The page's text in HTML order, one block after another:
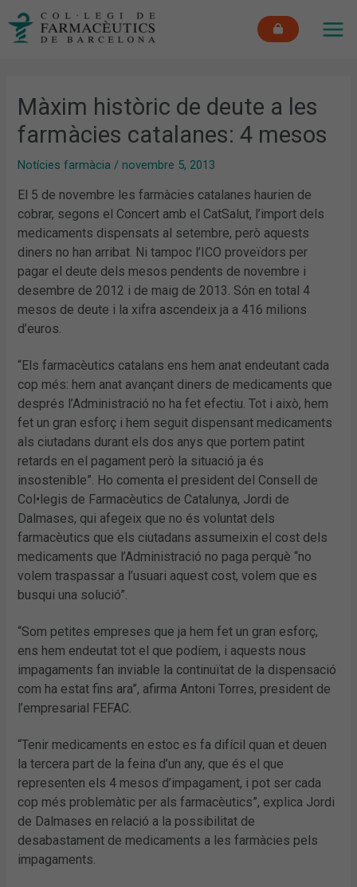
Màxim històric de deute a les
farmàcies catalanes: 4 mesos
Notícies farmàcia /novembre 5, 2013
El 5 de novembre les farmàcies catalanes haurien de
cobrar, segons el Concert amb el CatSalut, l’import dels
medicaments dispensats al setembre, però aquests
diners no han arribat. Ni tampoc l’ICO proveïdors per
pagar el deute dels mesos pendents de novembre i
desembre de 2012 i de maig de 2013. Són en total 4
mesos de deute i la xifra ascendeix ja a 416 milions
d’euros.
“Els farmacèutics catalans ens hem anat endeutant cada
cop més: hem anat avançant diners de medicaments que
després l’Administració no ha fet efectiu. Tot i això, hem
fet un gran esforç i hem seguit dispensant medicaments
als ciutadans durant els dos anys que portem patint
retards en el pagament però la situació ja és
insostenible”. Ho comenta el president del Consell de
Col•legis de Farmacèutics de Catalunya, Jordi de
Dalmases, qui afegeix que no és voluntat dels
farmacèutics que els ciutadans assumeixin el cost dels
medicaments que l’Administració no paga perquè “no
volem traspassar a l’usuari aquest cost, volem que es
busqui una solució”.
“Som petites empreses que ja hem fet un gran esforç,
ens hem endeutat tot el que podíem, i aquests nous
impagaments fan inviable la continuïtat de la dispensació
com ha estat fins ara”, afirma Antoni Torres, president de
l’empresarial FEFAC.
“Tenir medicaments en estoc es fa difícil quan et deuen
la tercera part de la feina d’un any, que és el que
representen els 4 mesos d’impagament, i pot ser cada
cop més problemàtic per als farmacèutics”, explica Jordi
de Dalmases en relació a la possibilitat de
desabastament de medicaments a les farmàcies pels
impagaments.